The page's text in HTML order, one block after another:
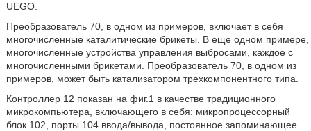
UEGO.
Преобразователь 70, в одном из примеров, включает в себя
многочисленные каталитические брикеты. В еще одном примере,
многочисленные устройства управления выбросами, каждое с
многочисленными брикетами. Преобразователь 70, в одном из
примеров, может быть катализатором трехкомпонентного типа.
Контроллер 12 показан на фиг.1 в качестве традиционного
микрокомпьютера, включающего в себя: микропроцессорный
блок 102, порты 104 ввода/вывода, постоянное запоминающее